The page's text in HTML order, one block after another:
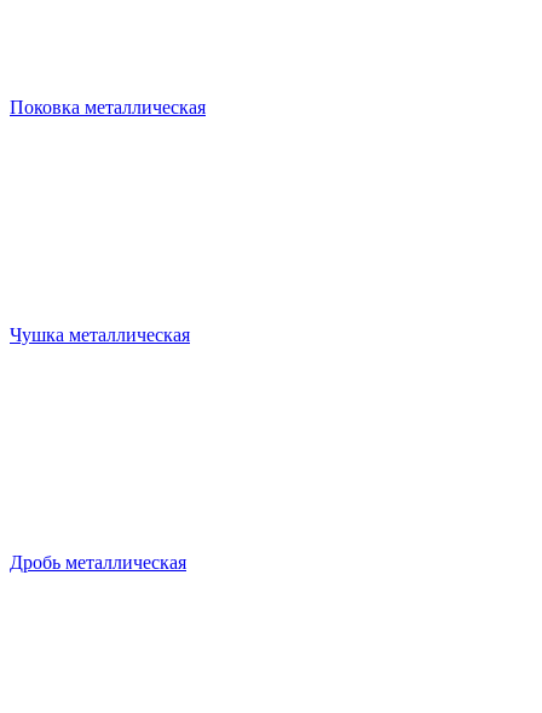
Поковка металлическая
Чушка металлическая
Дробь металлическая